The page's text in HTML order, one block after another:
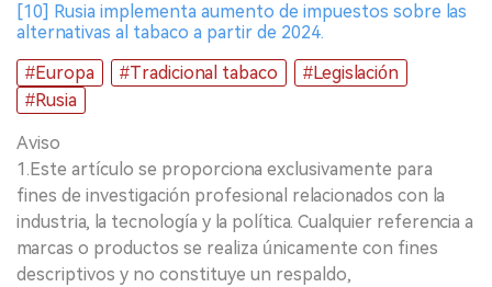
[10] Rusia implementa aumento de impuestos sobre las
alternativas al tabaco a partir de 2024.
#Europa
#Tradicional tabaco
#Legislación
#Rusia
Aviso
1.Este artículo se proporciona exclusivamente para
fines de investigación profesional relacionados con la
industria, la tecnología y la política. Cualquier referencia a
marcas o productos se realiza únicamente con fines
descriptivos y no constituye un respaldo,